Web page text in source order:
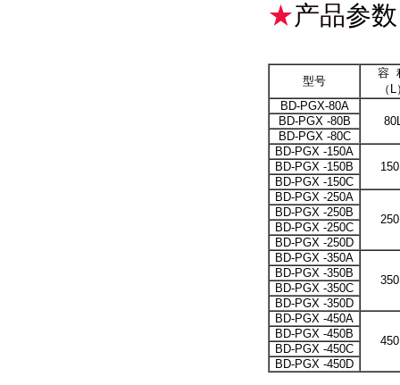
★产品参
型号
容
（
BD-PGX-80A
BD-PGX -80B
BD-PGX -80C
BD-PGX -150A
BD-PGX -150B
BD-PGX -150C
BD-PGX -250A
BD-PGX -250B
BD-PGX -250C
BD-PGX -250D
BD-PGX -350A
BD-PGX -350B
BD-PGX -350C
BD-PGX -350D
BD-PGX -450A
BD-PGX -450B
BD-PGX -450C
BD-PGX -450D